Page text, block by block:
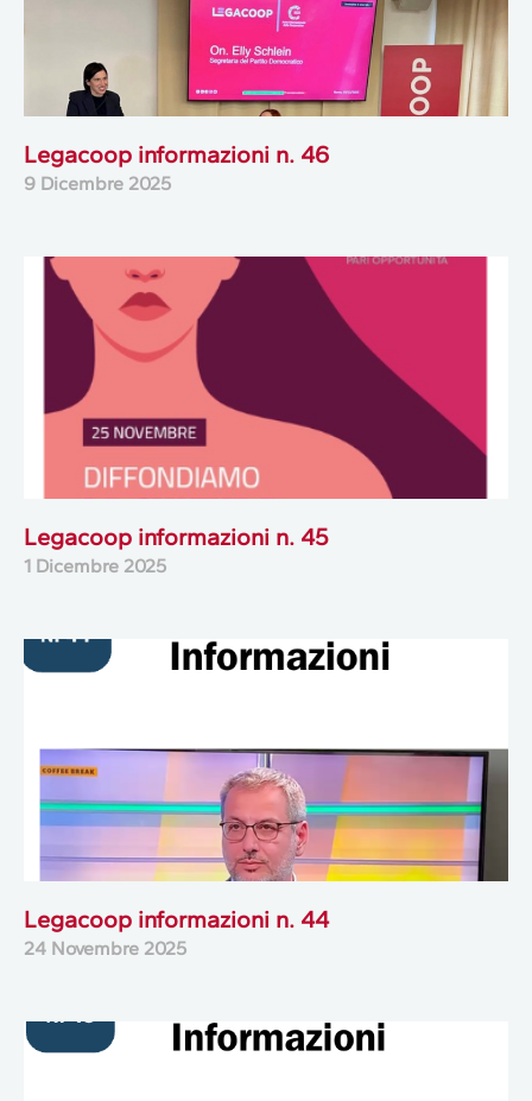
Legacoop informazioni n. 46
9 Dicembre 2025
Legacoop informazioni n. 45
1 Dicembre 2025
Legacoop informazioni n. 44
24 Novembre 2025